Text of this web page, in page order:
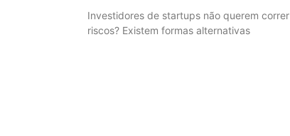
Investidores de startups não querem correr
riscos? Existem formas alternativas